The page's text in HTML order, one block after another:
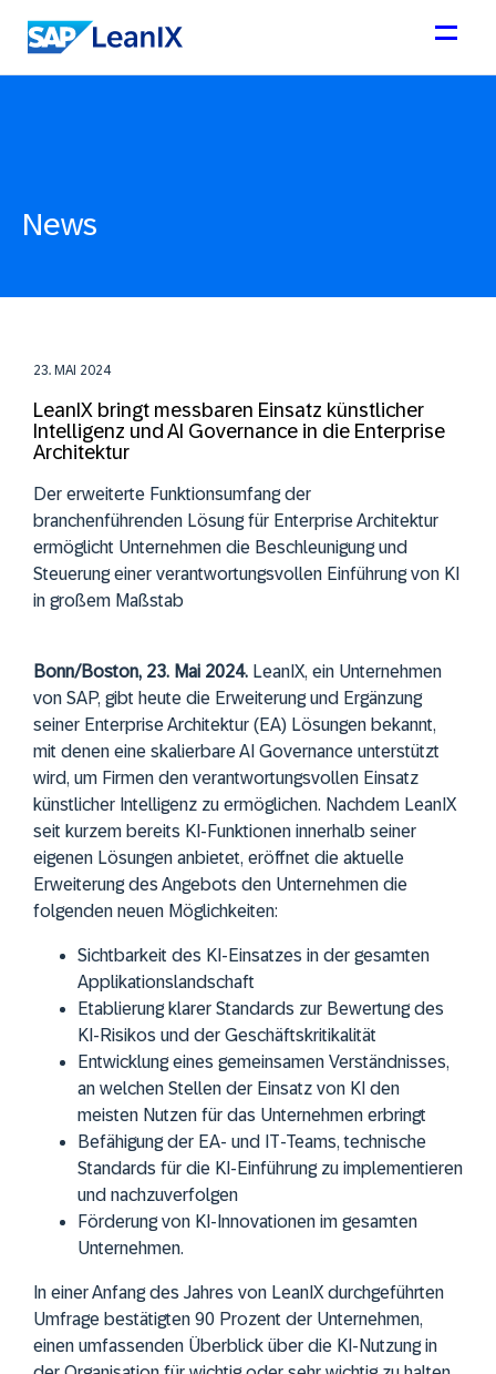
News
23. MAI 2024
LeanIX bringt messbaren Einsatz künstlicher
Intelligenz und AI Governance in die Enterprise
Architektur
Der erweiterte Funktionsumfang der
branchenführenden Lösung für Enterprise Architektur
ermöglicht Unternehmen die Beschleunigung und
Steuerung einer verantwortungsvollen Einführung von KI
in großem Maßstab
Bonn/Boston, 23. Mai 2024. LeanIX, ein Unternehmen
von SAP, gibt heute die Erweiterung und Ergänzung
seiner Enterprise Architektur (EA) Lösungen bekannt,
mit denen eine skalierbare AI Governance unterstützt
wird, um Firmen den verantwortungsvollen Einsatz
künstlicher Intelligenz zu ermöglichen. Nachdem LeanIX
seit kurzem bereits KI-Funktionen innerhalb seiner
eigenen Lösungen anbietet, eröffnet die aktuelle
Erweiterung des Angebots den Unternehmen die
folgenden neuen Möglichkeiten:
Sichtbarkeit des KI-Einsatzes in der gesamten
Applikationslandschaft
Etablierung klarer Standards zur Bewertung des
KI-Risikos und der Geschäftskritikalität
Entwicklung eines gemeinsamen Verständnisses,
an welchen Stellen der Einsatz von KI den
meisten Nutzen für das Unternehmen erbringt
Befähigung der EA- und IT-Teams, technische
Standards für die KI-Einführung zu implementieren
und nachzuverfolgen
Förderung von KI-Innovationen im gesamten
Unternehmen.
In einer Anfang des Jahres von LeanIX durchgeführten
Umfrage bestätigten 90 Prozent der Unternehmen,
einen umfassenden Überblick über die KI-Nutzung in